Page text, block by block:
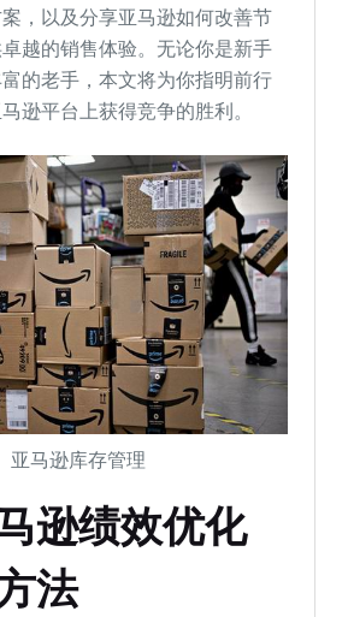
，以及分享亚马逊如何改善节
越的销售体验。无论你是新手
的老手，本文将为你指明前行
逊平台上获得竞争的胜利。
亚马逊库存管理
逊绩效优化
法